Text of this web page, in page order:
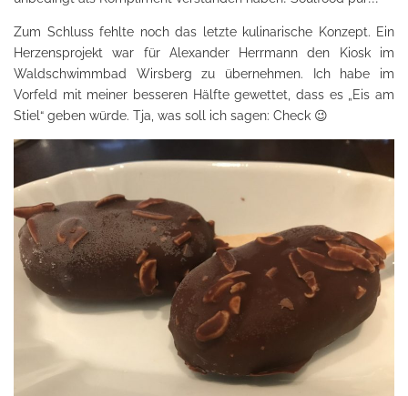
Zum Schluss fehlte noch das letzte kulinarische Konzept. Ein
Herzensprojekt war für Alexander Herrmann den Kiosk im
Waldschwimmbad Wirsberg zu übernehmen. Ich habe im
Vorfeld mit meiner besseren Hälfte gewettet, dass es „Eis am
Stiel“ geben würde. Tja, was soll ich sagen: Check 😉